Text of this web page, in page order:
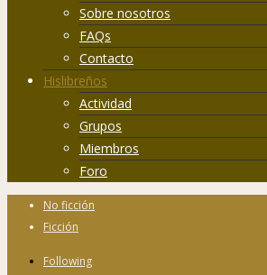
Sobre nosotros
FAQs
Contacto
Hislibreños
Actividad
Grupos
Miembros
Foro
No ficción
Ficción
Following